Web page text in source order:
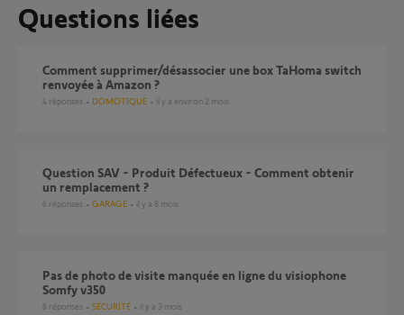
Questions liées
Comment supprimer/désassocier une box TaHoma switch
renvoyée à Amazon ?
4 réponses DOMOTIQUE il y a environ 2 mois
Question SAV - Produit Défectueux - Comment obtenir
un remplacement ?
6 réponses GARAGE il y a 8 mois
Pas de photo de visite manquée en ligne du visiophone
Somfy v350
8 réponses SÉCURITÉ il y a 3 mois